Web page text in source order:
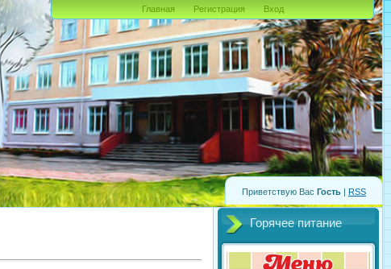
Приветствую Вас Гость | RSS
Главная Регистрация Вход
Горячее питание